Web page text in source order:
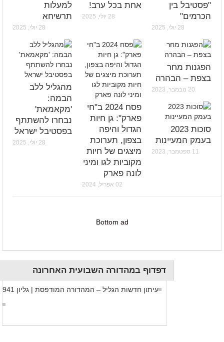
למעלות
תרשיחא
28 יולי, 2025
אחת בכל ערב!
28 יולי, 2025
"פסטיבל בין
הכרמים"
28 יולי, 2025
מהגליל ללב
הבמה:
'מקאמאת'
נבחרו להשתתף
בפסטיבל ישראל
28 יולי, 2025
פסח 2024 ב"חי
פארק": גן חיות
הגדול והיפה
בצפון, תערוכת
מיצגים של חיות
מקוביות לגו ומיני
לונה פארק
02 אפריל, 2024
הפגנות מחר
בצפת – הבהרה
20 נובמבר, 2023
סוכות 2023
בעמק המעיינות
11 ספטמבר, 2023
Bottom ad
דפדוף במהדורה השבועית האחרונה
עיתון חדשות הגליל – המהדורה המודפסת | גליון 941